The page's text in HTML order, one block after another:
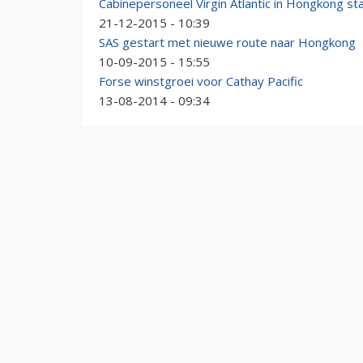
Cabinepersoneel Virgin Atlantic in Hongkong
21-12-2015 - 10:39
SAS gestart met nieuwe route naar Hongkong
10-09-2015 - 15:55
Forse winstgroei voor Cathay Pacific
13-08-2014 - 09:34